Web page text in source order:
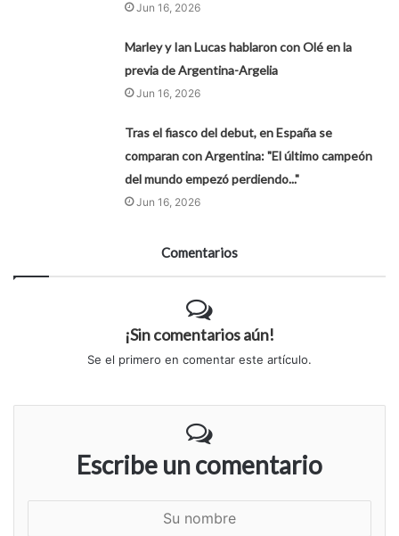
Jun 16, 2026
Marley y Ian Lucas hablaron con Olé en la
previa de Argentina-Argelia
Jun 16, 2026
Tras el fiasco del debut, en España se
comparan con Argentina: "El último campeón
del mundo empezó perdiendo..."
Jun 16, 2026
Comentarios
¡Sin comentarios aún!
Se el primero en comentar este artículo.
Escribe un comentario